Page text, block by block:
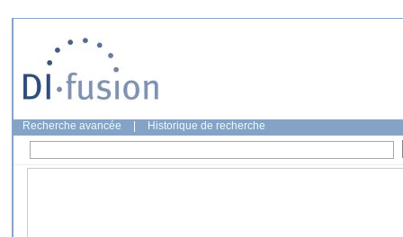
Recherche avancée Historique de recherche